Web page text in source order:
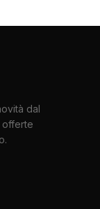
dal
offerte